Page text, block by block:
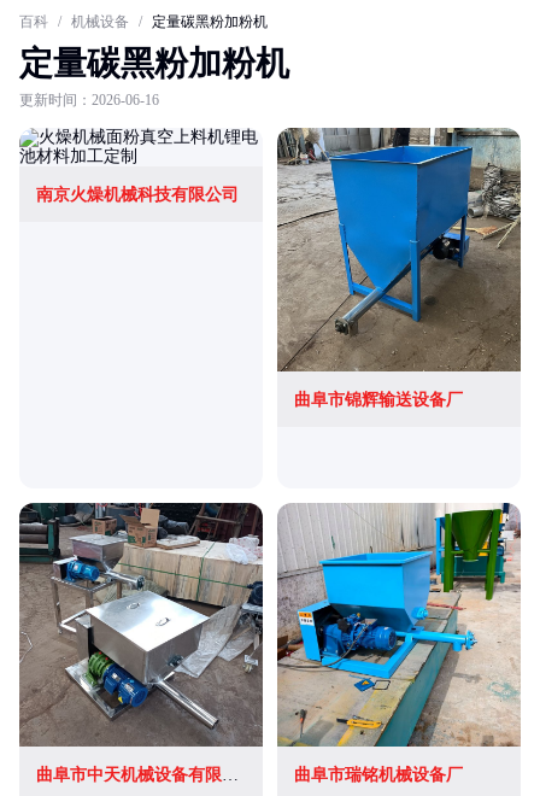
百科 / 机械设备 / 定量碳黑粉加粉机
定量碳黑粉加粉机
更新时间：2026-06-16
南京火燥机械科技有限公司
曲阜市锦辉输送设备厂
曲阜市中天机械设备有限公司 曲阜市瑞铭机械设备厂